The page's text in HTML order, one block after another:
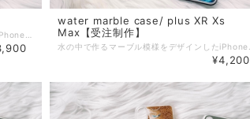
water marble case/ plus XR Xs
Max【受注制作】
¥4,200